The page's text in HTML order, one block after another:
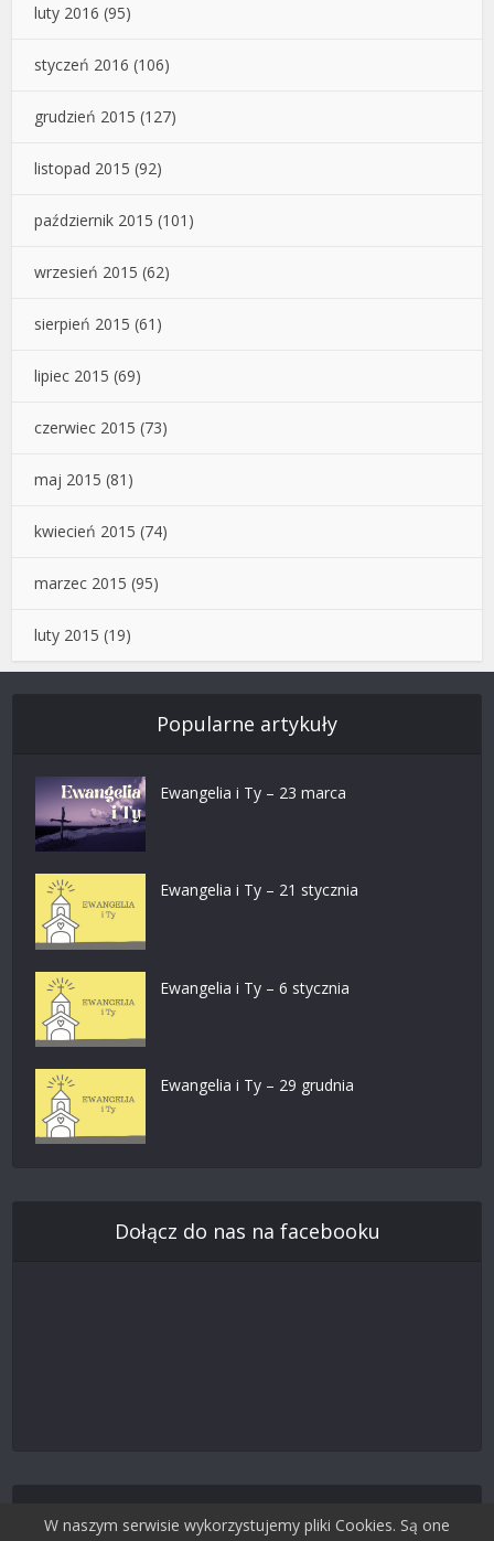
luty 2016 (95)
styczeń 2016 (106)
grudzień 2015 (127)
listopad 2015 (92)
październik 2015 (101)
wrzesień 2015 (62)
sierpień 2015 (61)
lipiec 2015 (69)
czerwiec 2015 (73)
maj 2015 (81)
kwiecień 2015 (74)
marzec 2015 (95)
luty 2015 (19)
Popularne artykuły
Ewangelia i Ty – 23 marca
Ewangelia i Ty – 21 stycznia
Ewangelia i Ty – 6 stycznia
Ewangelia i Ty – 29 grudnia
Dołącz do nas na facebooku
Śledź nas na Twitterze
W naszym serwisie wykorzystujemy pliki Cookies. Są one